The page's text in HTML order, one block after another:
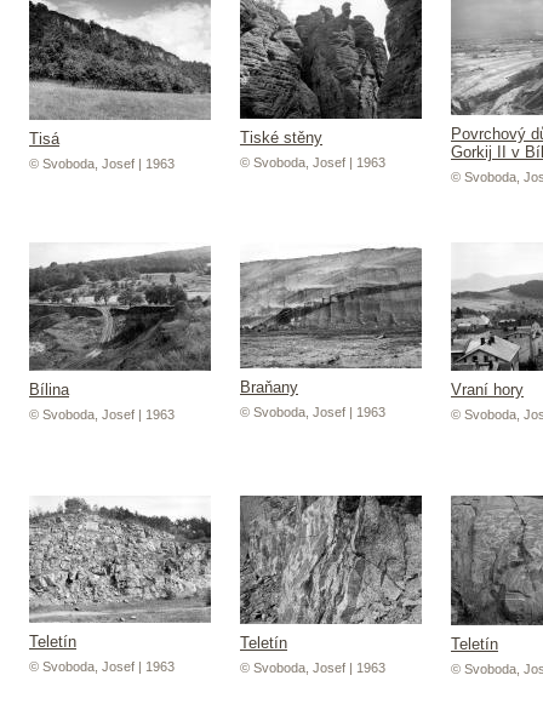
Tisá
© Svoboda, Josef | 1963
Tiské stěny
© Svoboda, Josef | 1963
Povrchový
Gorkij II v
© Svoboda,
Bílina
© Svoboda, Josef | 1963
Braňany
© Svoboda, Josef | 1963
Vraní hory
© Svoboda,
Teletín
© Svoboda, Josef | 1963
Teletín
© Svoboda, Josef | 1963
Teletín
© Svoboda,